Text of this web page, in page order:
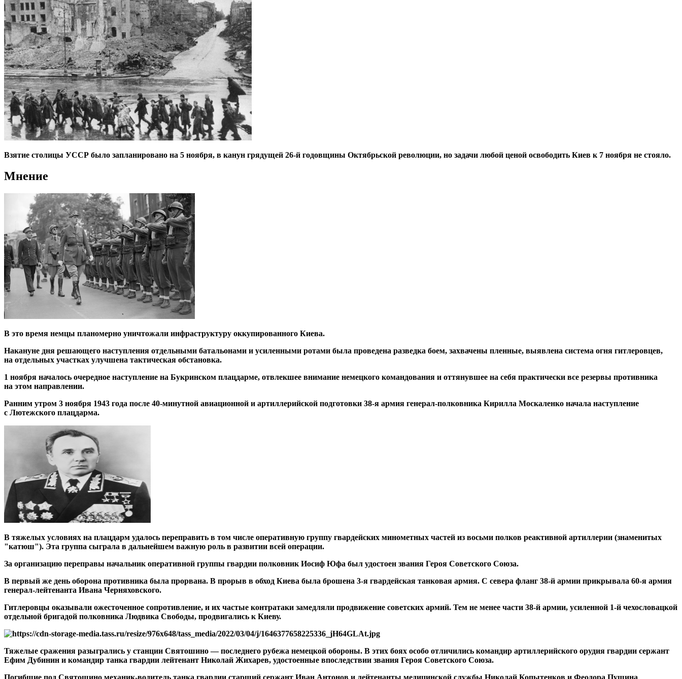
Взятие столицы УССР было запланировано на 5 ноября, в канун грядущей 26-й годовщины Октябрьской революции, но задачи любой ценой освободить Киев к 7 ноября не стояло.
Мнение
В это время немцы планомерно уничтожали инфраструктуру оккупированного Киева.
Накануне дня решающего наступления отдельными батальонами и усиленными ротами была проведена разведка боем, захвачены пленные, выявлена система огня гитлеровцев,
на отдельных участках улучшена тактическая обстановка.
1 ноября началось очередное наступление на Букринском плацдарме, отвлекшее внимание немецкого командования и оттянувшее на себя практически все резервы противника
на этом направлении.
Ранним утром 3 ноября 1943 года после 40-минутной авиационной и артиллерийской подготовки 38-я армия генерал-полковника Кирилла Москаленко начала наступление
с Лютежского плацдарма.
В тяжелых условиях на плацдарм удалось переправить в том числе оперативную группу гвардейских минометных частей из восьми полков реактивной артиллерии (знаменитых
"катюш"). Эта группа сыграла в дальнейшем важную роль в развитии всей операции.
За организацию переправы начальник оперативной группы гвардии полковник Иосиф Юфа был удостоен звания Героя Советского Союза.
В первый же день оборона противника была прорвана. В прорыв в обход Киева была брошена 3-я гвардейская танковая армия. С севера фланг 38-й армии прикрывала 60-я армия
генерал-лейтенанта Ивана Черняховского.
Гитлеровцы оказывали ожесточенное сопротивление, и их частые контратаки замедляли продвижение советских армий. Тем не менее части 38-й армии, усиленной 1-й чехословацкой
отдельной бригадой полковника Людвика Свободы, продвигались к Киеву.
Тяжелые сражения разыгрались у станции Святошино — последнего рубежа немецкой обороны. В этих боях особо отличились командир артиллерийского орудия гвардии сержант
Ефим Дубинин и командир танка гвардии лейтенант Николай Жихарев, удостоенные впоследствии звания Героя Советского Союза.